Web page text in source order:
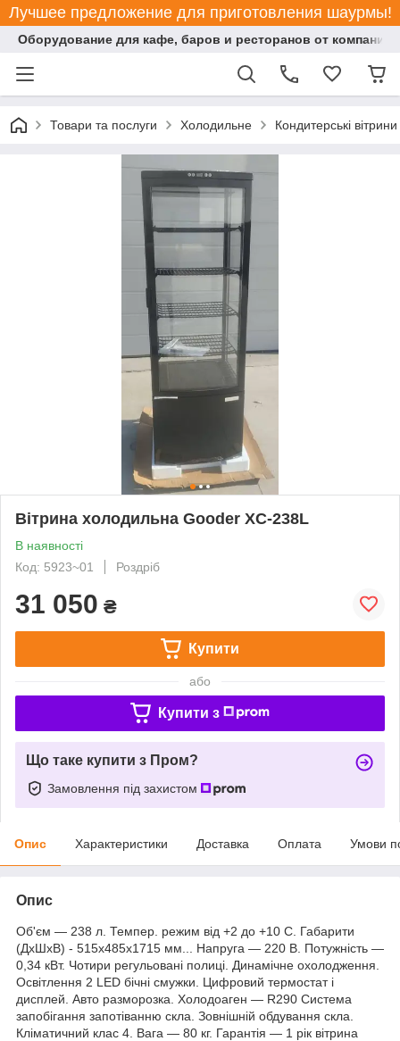
Лучшее предложение для приготовления шаурмы!
Оборудование для кафе, баров и ресторанов от компании
Товари та послуги Холодильне Кондитерські вітрини
Вітрина холодильна Gooder XC-238L
В наявності
Код: 5923~01
Роздріб
31 050 ₴
Купити
або
Купити з
Що таке купити з Пром?
Замовлення під захистом
Опис Характеристики Доставка Оплата Умови
Опис
Об'єм — 238 л. Темпер. режим від +2 до +10 С. Габарити
(ДхШхВ) - 515х485х1715 мм... Напруга — 220 В. Потужність —
0,34 кВт. Чотири регульовані полиці. Динамічне охолодження.
Освітлення 2 LED бічні смужки. Цифровий термостат і
дисплей. Авто разморозка. Холодоаген — R290 Система
запобігання запотіванню скла. Зовнішній обдування скла.
Кліматичний клас 4. Вага — 80 кг. Гарантія — 1 рік вітрина